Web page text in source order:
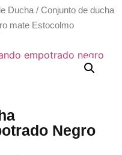
Ducha / Conjunto de ducha
mate Estocolmo
Negro